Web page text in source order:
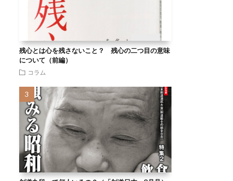
残心とは心を残さないこと？ 残心の二つ目の意味
について（前編）
コラム